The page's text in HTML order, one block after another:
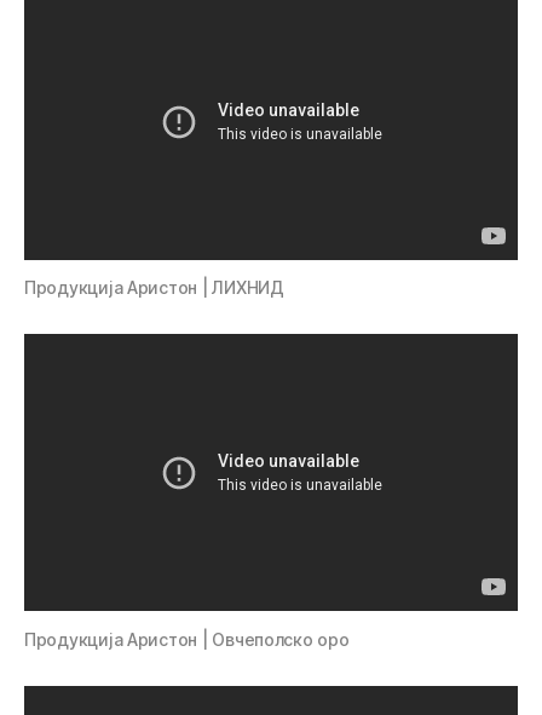
Продукција Аристон | ЛИХНИД
Продукција Аристон | Овчеполско оро